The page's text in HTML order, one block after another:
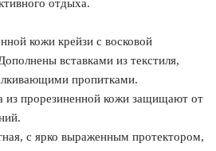
отдыха.
кожи крейзи с восковой
вставками из текстиля,
пропитками.
из прорезиненной кожи защищают от
с ярко выраженным протектором,